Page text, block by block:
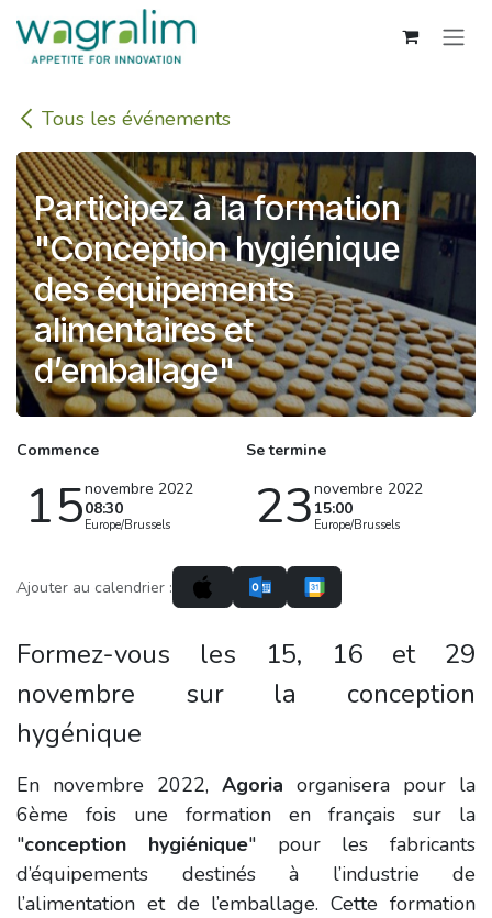
Se rendre au contenu
Tous les événements
Participez à la formation
"Conception hygiénique
des équipements
alimentaires et
d’emballage"
Commence
15novembre 2022
08:30
Europe/Brussels
Se termine
23novembre 2022
15:00
Europe/Brussels
Ajouter au calendrier :
Formez-vous les 15, 16 et 29
novembre sur la conception
hygénique
En novembre 2022, Agoria organisera pour la
6ème fois une formation en français sur la
"conception hygiénique" pour les fabricants
d’équipements destinés à l’industrie de
l’alimentation et de l’emballage. Cette formation